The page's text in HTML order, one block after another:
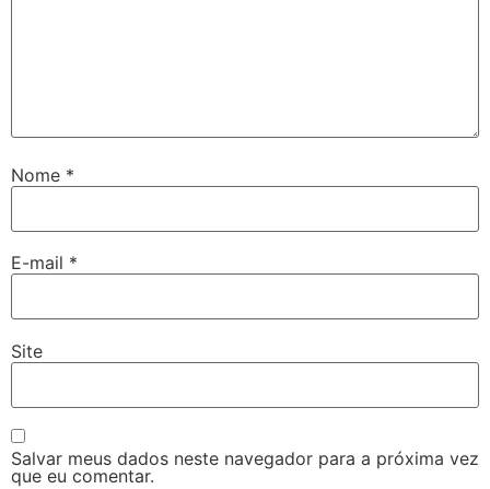
Nome *
E-mail *
Site
Salvar meus dados neste navegador para a próxima vez
que eu comentar.